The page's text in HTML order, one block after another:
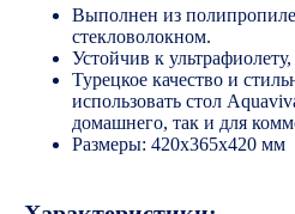
Выполнен из
стекловолокном.
Устойчив к
Турецкое качество и
использовать стол
домашнего, так и для
Размеры: 420х365х420 мм